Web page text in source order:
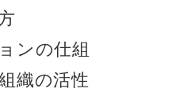
ンの仕組
織の活性